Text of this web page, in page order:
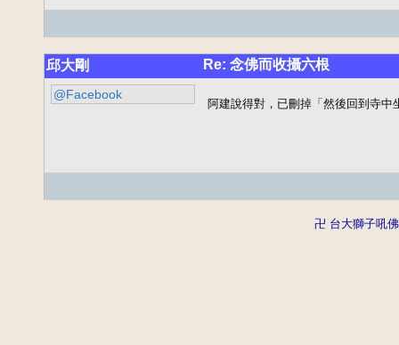
邱大剛 Re: 念佛而收攝六根
@Facebook
阿建說得對，已刪掉「然後回到寺中
卍 台大獅子吼